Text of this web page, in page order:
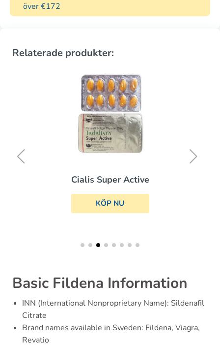
över €172
Relaterade produkter:
Cialis Super Active
KÖP NU
Basic Fildena Information
INN (International Nonproprietary Name): Sildenafil
Citrate
Brand names available in Sweden: Fildena, Viagra,
Revatio